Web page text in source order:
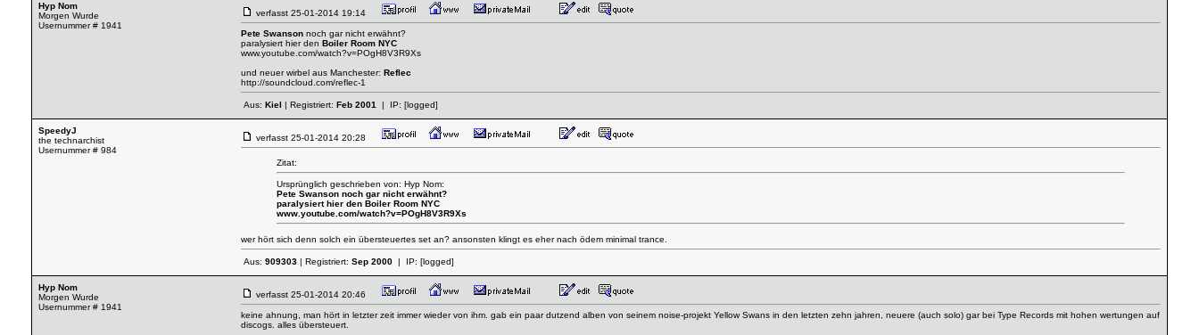
Hyp Nom
Morgen Wurde
Usernummer # 1941
verfasst 25-01-2014 19:14
Pete Swanson noch gar nicht erwähnt?
paralysiert hier den Boiler Room NYC
www.youtube.com/watch?v=POgH8V3R9Xs
und neuer wirbel aus Manchester: Reflec
http://soundcloud.com/reflec-1
Aus: Kiel | Registriert: Feb 2001 | IP: [logged]
SpeedyJ
the technarchist
Usernummer # 984
verfasst 25-01-2014 20:28
Zitat:
Ursprünglich geschrieben von: Hyp Nom:
Pete Swanson noch gar nicht erwähnt?
paralysiert hier den Boiler Room NYC
www.youtube.com/watch?v=POgH8V3R9Xs
wer hört sich denn solch ein übersteuertes set an? ansonsten klingt es eher nach ödem minimal trance.
Aus: 909303 | Registriert: Sep 2000 | IP: [logged]
Hyp Nom
Morgen Wurde
Usernummer # 1941
verfasst 25-01-2014 20:46
keine ahnung, man hört in letzter zeit immer wieder von ihm. gab ein paar dutzend alben von seinem noise-projekt Yellow Swans in den letzten zehn jahren, neuere (auch solo) gar bei Type Records mit hohen wertungen auf
discogs. alles übersteuert.